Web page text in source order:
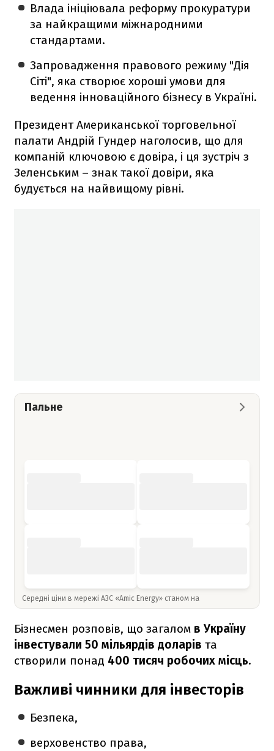
Влада ініціювала реформу прокуратури
за найкращими міжнародними
стандартами.
Запровадження правового режиму "Дія
Сіті", яка створює хороші умови для
ведення інноваційного бізнесу в Україні.
Президент Американської торговельної
палати Андрій Гундер наголосив, що для
компаній ключовою є довіра, і ця зустріч з
Зеленським – знак такої довіри, яка
будується на найвищому рівні.
Пальне
Середні ціни в мережі АЗС «Amic Energy» станом на
Бізнесмен розповів, що загалом в Україну
інвестували 50 мільярдів доларів та
створили понад 400 тисяч робочих місць.
Важливі чинники для інвесторів
Безпека,
верховенство права,